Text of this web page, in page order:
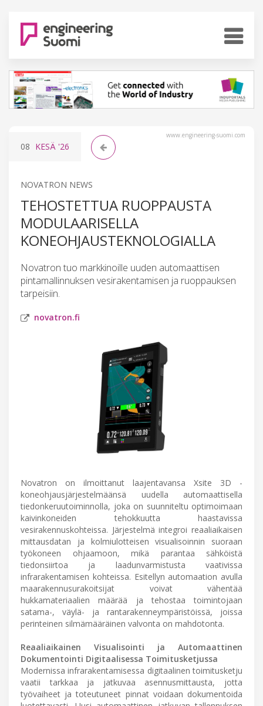
www.engineering-suomi.com
08 KESÄ '26
NOVATRON NEWS
TEHOSTETTUA RUOPPAUSTA
MODULAARISELLA
KONEOHJAUSTEKNOLOGIALLA
Novatron tuo markkinoille uuden automaattisen
pintamallinnuksen vesirakentamisen ja ruoppauksen
tarpeisiin.
novatron.fi
Novatron on ilmoittanut laajentavansa Xsite 3D -
koneohjausjärjestelmäänsä uudella automaattisella
tiedonkeruutoiminnolla, joka on suunniteltu optimoimaan
kaivinkoneiden tehokkuutta haastavissa
vesirakennuskohteissa. Järjestelmä integroi reaaliaikaisen
mittausdatan ja kolmiulotteisen visualisoinnin suoraan
työkoneen ohjaamoon, mikä parantaa sähköistä
tiedonsiirtoa ja laadunvarmistusta vaativissa
infrarakentamisen kohteissa. Esitellyn automaation avulla
maarakennusurakoitsijat voivat vähentää
hukkamateriaalien määrää ja tehostaa toimintojaan
satama-, väylä- ja rantarakenneympäristöissä, joissa
perinteinen silmämääräinen valvonta on mahdotonta.
Reaaliaikainen Visualisointi ja Automaattinen
Dokumentointi Digitaalisessa Toimitusketjussa
Modernissa infrarakentamisessa digitaalinen toimitusketju
vaatii tarkkaa ja jatkuvaa asennusmittausta, jotta
työvaiheet ja toteutuneet pinnat voidaan dokumentoida